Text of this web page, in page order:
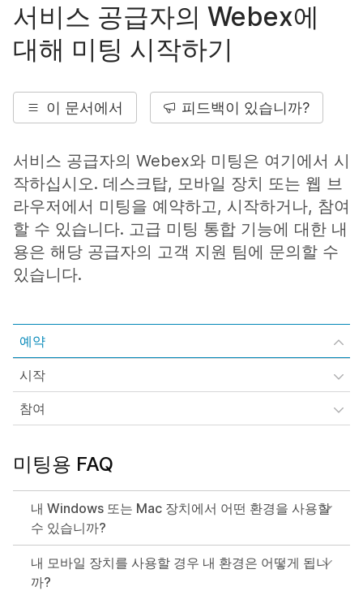
서비스 공급자의 Webex에
대해 미팅 시작하기
이 문서에서 피드백이 있습니까?
서비스 공급자의 Webex와 미팅은 여기에서 시
작하십시오. 데스크탑, 모바일 장치 또는 웹 브
라우저에서 미팅을 예약하고, 시작하거나, 참여
할 수 있습니다. 고급 미팅 통합 기능에 대한 내
용은 해당 공급자의 고객 지원 팀에 문의할 수
있습니다.
예약
시작
참여
미팅용 FAQ
내 Windows 또는 Mac 장치에서 어떤 환경을 사용할
수 있습니까?
내 모바일 장치를 사용할 경우 내 환경은 어떻게 됩니
까?